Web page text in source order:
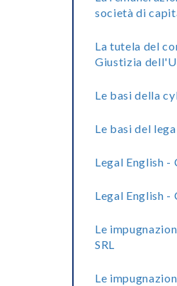
società di
La tutela del
Giustizia
Le basi della
Le basi del
Legal English -
Legal English
Le
SRL
Le